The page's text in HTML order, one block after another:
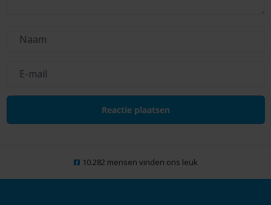
10.282 mensen vinden ons leuk